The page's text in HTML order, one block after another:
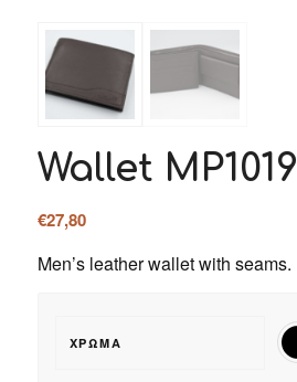
Wallet MP1019
€27,80
Men’s leather wallet with seams.
ΧΡΏΜΑ